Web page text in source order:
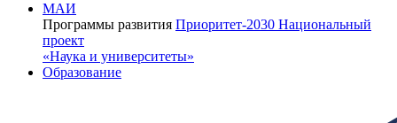
МАИ
Программы развития Приоритет-2030 Национальный
проект
«Наука и университеты»
Образование